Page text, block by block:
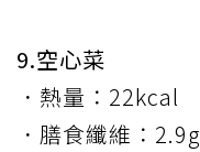
9.空心菜
．熱量：22kcal
．膳食纖維：2.9g